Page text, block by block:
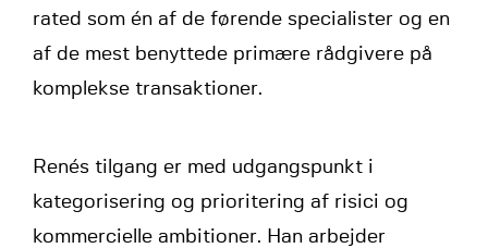
rated som én af de førende specialister og en
af de mest benyttede primære rådgivere på
komplekse transaktioner.
Renés tilgang er med udgangspunkt i
kategorisering og prioritering af risici og
kommercielle ambitioner. Han arbejder